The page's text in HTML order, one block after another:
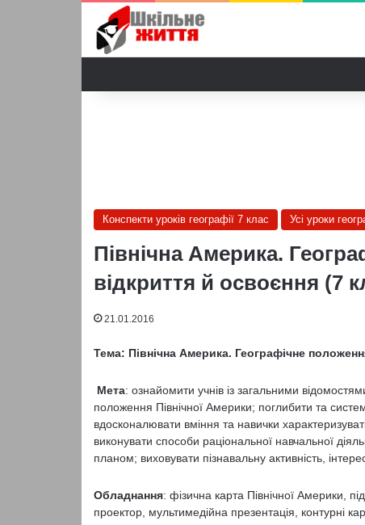
Конспекти уроків географії 7 клас Усі уроки
Північна Америка.
відкриття й освоєння (7
21.01.2016
Тема: Північна Америка. Географічне
Мета: ознайомити учнів із загальними
положення Північної Америки; поглибити та
вдосконалювати вміння та навички
виконувати способи раціональної навчальної
планом; виховувати пізнавальну активність,
Обладнання: фізична карта Північної Америки,
проектор, мультимедійна презентація, контурні